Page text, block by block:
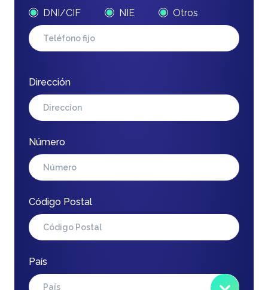
DNI/CIF NIE Otros
Dirección
Número
Código Postal
País